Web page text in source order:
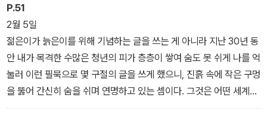
P.51
2월 5일
젊은이가 늙은이를 위해 기념하는 글을 쓰는 게 아니라 지난 30년 동
안 내가 목격한 수많은 청년의 피가 층층이 쌓여 숨도 못 쉬게 나를 억
눌러 이런 필묵으로 몇 구절의 글을 쓰게 했으니, 진흙 속에 작은 구멍
을 뚫어 간신히 숨을 쉬며 연명하고 있는 셈이다. 그것은 어떤 세계일
까? 밤은 바야흐로 깊어가고, 길 역시 한참 멀다. 나는 차라리 망각하